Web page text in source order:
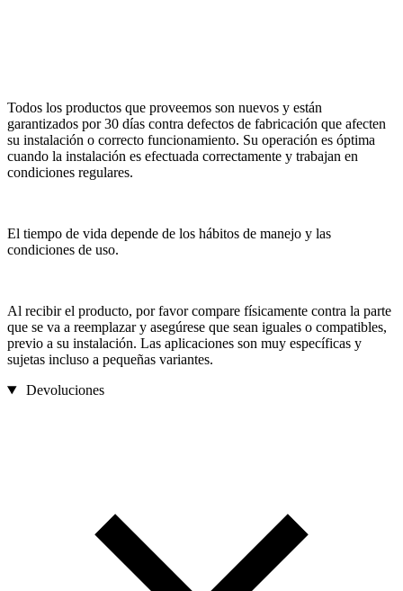
Todos los productos que proveemos son nuevos y están
garantizados por 30 días contra defectos de fabricación que afecten
su instalación o correcto funcionamiento. Su operación es óptima
cuando la instalación es efectuada correctamente y trabajan en
condiciones regulares.
El tiempo de vida depende de los hábitos de manejo y las
condiciones de uso.
Al recibir el producto, por favor compare físicamente contra la parte
que se va a reemplazar y asegúrese que sean iguales o compatibles,
previo a su instalación. Las aplicaciones son muy específicas y
sujetas incluso a pequeñas variantes.
Devoluciones